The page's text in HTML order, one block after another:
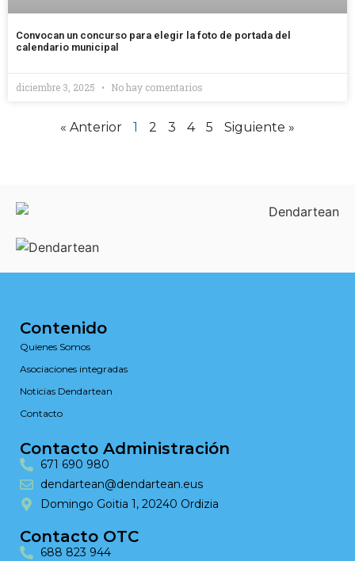
Convocan un concurso para elegir la foto de portada del
calendario municipal
diciembre 3, 2025 No hay comentarios
« Anterior 1 2 3 4 5 Siguiente »
Contenido
Quienes Somos
Asociaciones integradas
Noticias Dendartean
Contacto
Contacto Administración
671 690 980
dendartean@dendartean.eus
Domingo Goitia 1, 20240 Ordizia
Contacto OTC
688 823 944